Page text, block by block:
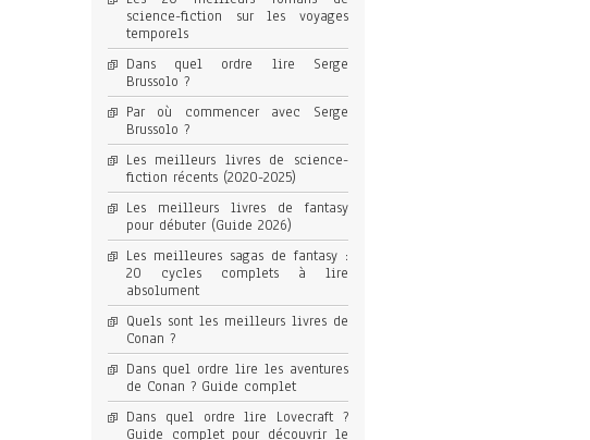
science-fiction sur les voyages
temporels
Dans quel ordre lire Serge
Brussolo ?
Par où commencer avec Serge
Brussolo ?
Les meilleurs livres de science-
fiction récents (2020-2025)
Les meilleurs livres de fantasy
pour débuter (Guide 2026)
Les meilleures sagas de fantasy :
20 cycles complets à lire
absolument
Quels sont les meilleurs livres de
Conan ?
Dans quel ordre lire les aventures
de Conan ? Guide complet
Dans quel ordre lire Lovecraft ?
Guide complet pour découvrir le